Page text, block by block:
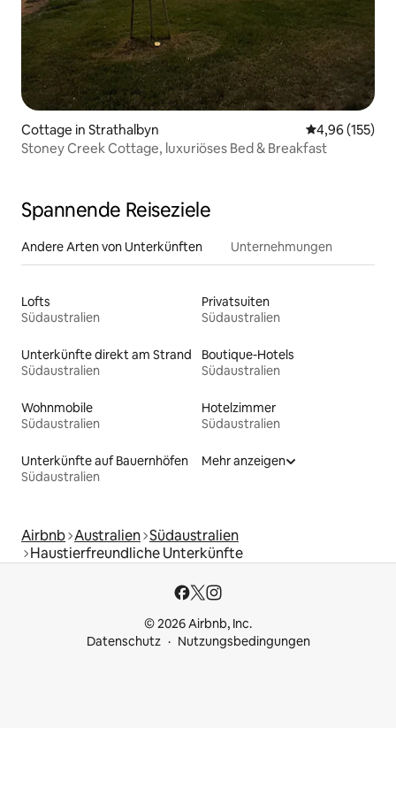
Cottage in Strathalbyn
4,96 (155)
Stoney Creek Cottage, luxuriöses Bed & Breakfast
Spannende Reiseziele
Andere Arten von Unterkünften Unternehmungen
Lofts
Südaustralien
Privatsuiten
Südaustralien
Unterkünfte direkt am Strand
Südaustralien
Boutique-Hotels
Südaustralien
Wohnmobile
Südaustralien
Hotelzimmer
Südaustralien
Unterkünfte auf Bauernhöfen
Südaustralien
Mehr anzeigen
Airbnb Australien Südaustralien
Haustierfreundliche Unterkünfte
© 2026 Airbnb, Inc.
Datenschutz
Nutzungsbedingungen